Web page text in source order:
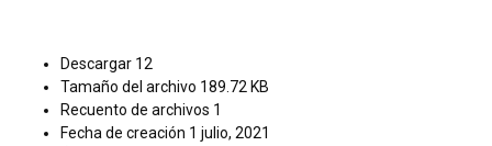
Descargar 12
Tamaño del archivo 189.72 KB
Recuento de archivos 1
Fecha de creación 1 julio, 2021